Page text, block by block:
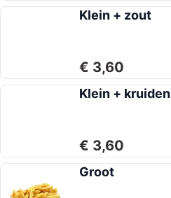
Klein + zout
€ 3,60
Klein + kruiden
€ 3,60
Groot